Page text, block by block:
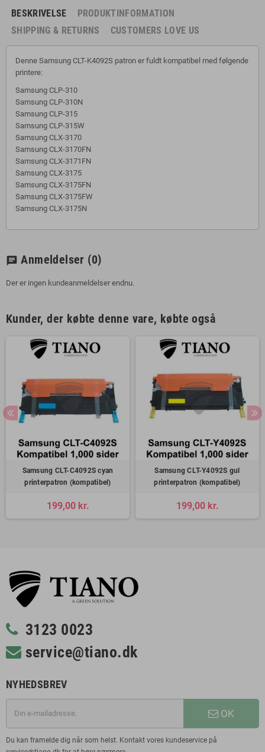
BESKRIVELSE
PRODUKTINFORMATION
SHIPPING & RETURNS
CUSTOMERS LOVE US
Denne Samsung CLT-K4092S patron er fuldt kompatibel med følgende
printere:
Samsung CLP-310
Samsung CLP-310N
Samsung CLP-315
Samsung CLP-315W
Samsung CLX-3170
Samsung CLX-3170FN
Samsung CLX-3171FN
Samsung CLX-3175
Samsung CLX-3175FN
Samsung CLX-3175FW
Samsung CLX-3175N
chat Anmeldelser (0)
Der er ingen kundeanmeldelser endnu.
Kunder, der købte denne vare, købte også
Samsung CLT-C4092S cyan
printerpatron (kompatibel)
199,00 kr.
Samsung CLT-Y4092S gul
printerpatron (kompatibel)
199,00 kr.
3123 0023
service@tiano.dk
NYHEDSBREV
OK
Du kan framelde dig når som helst. Kontakt vores kundeservice på